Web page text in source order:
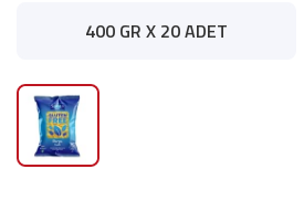
400 GR X 20 ADET